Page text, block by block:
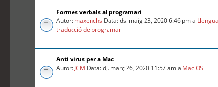
Formes verbals al programari
Autor: maxenchs Data: ds. maig 23, 2020 6:46 pm a
traducció de programari
Anti virus per a Mac
Autor: JCM Data: dj. març 26, 2020 11:57 am a Mac OS